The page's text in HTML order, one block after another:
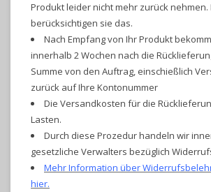
Produkt leider nicht mehr zurück nehmen.
berücksichtigen sie das.
Nach Empfang von Ihr Produkt
innerhalb 2 Wochen nach die
Summe von den Auftrag, einschießlich
zurück auf Ihre Kontonummer
Die Versandkosten für die
Lasten.
Durch diese Prozedur handeln wir
gesetzliche Verwalters bezüglich
Mehr Information über
hier.